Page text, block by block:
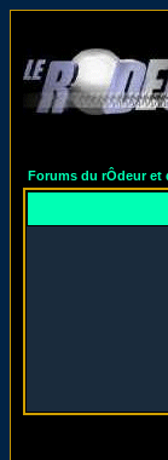
Forums du rÔdeur et